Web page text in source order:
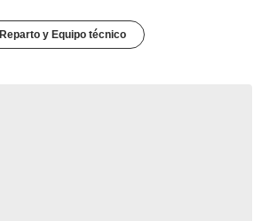
Reparto y Equipo técnico